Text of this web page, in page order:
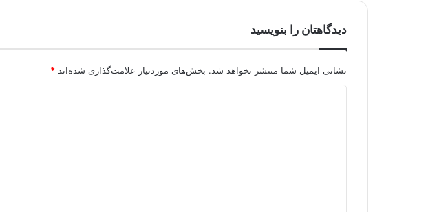
دیدگاهتان را بنویسید
نشانی ایمیل شما منتشر نخواهد شد. بخش‌های موردنیاز علامت‌گذاری شده‌اند *